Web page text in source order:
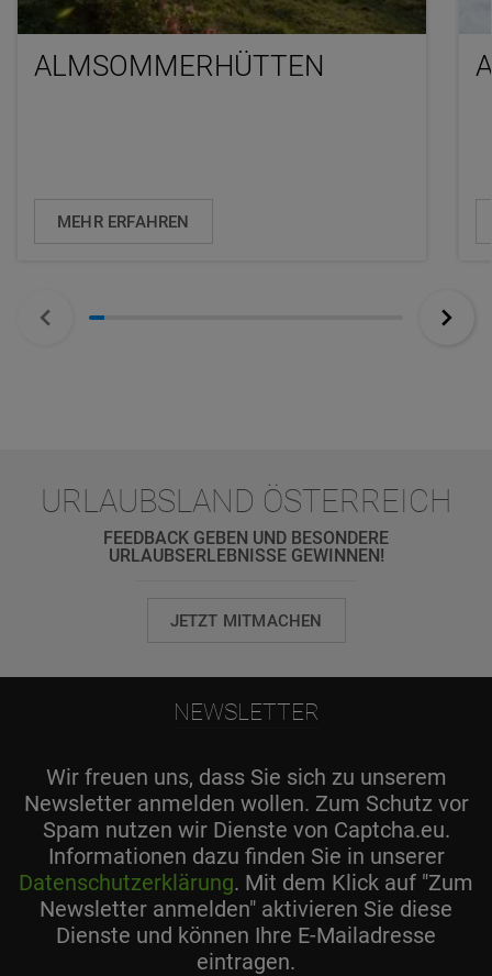
ALMSOMMERHÜTTEN
MEHR ERFAHREN
URLAUBSLAND ÖSTERREICH
FEEDBACK GEBEN UND BESONDERE
URLAUBSERLEBNISSE GEWINNEN!
JETZT MITMACHEN
NEWSLETTER
Wir freuen uns, dass Sie sich zu unserem
Newsletter anmelden wollen. Zum Schutz vor
Spam nutzen wir Dienste von Captcha.eu.
Informationen dazu finden Sie in unserer
Datenschutzerklärung. Mit dem Klick auf "Zum
Newsletter anmelden" aktivieren Sie diese
Dienste und können Ihre E-Mailadresse
eintragen.